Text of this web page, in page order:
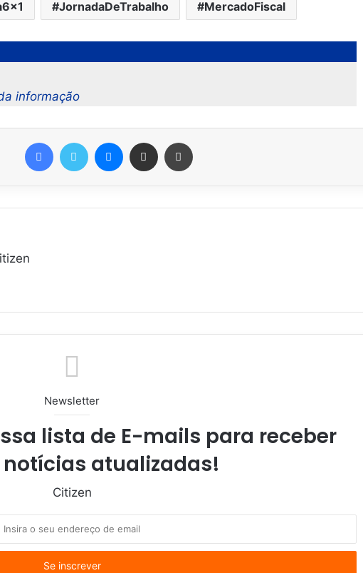
JornadaDeTrabalho MercadoFiscal
informação
Newsletter
lista de E-mails para receber
atualizadas!
Citizen